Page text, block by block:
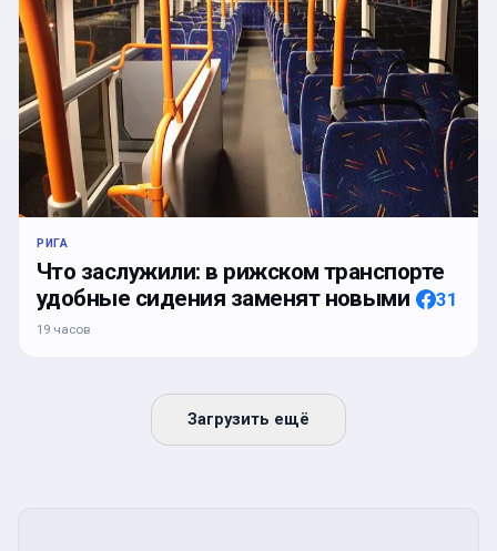
РИГА
Что заслужили: в рижском транспорте
удобные сидения заменят новыми
31
19 часов
Загрузить ещё